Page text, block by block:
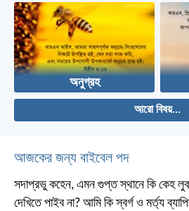
অনুগ্রহ
আরো বিষয়...
আজকের জন্য বাইবেল পদ
সদাপ্রভু কহেন, এমন গুপ্ত স্থানে কি কেহ
দেখিতে পাইব না? আমি কি স্বর্গ ও মর্ত্য